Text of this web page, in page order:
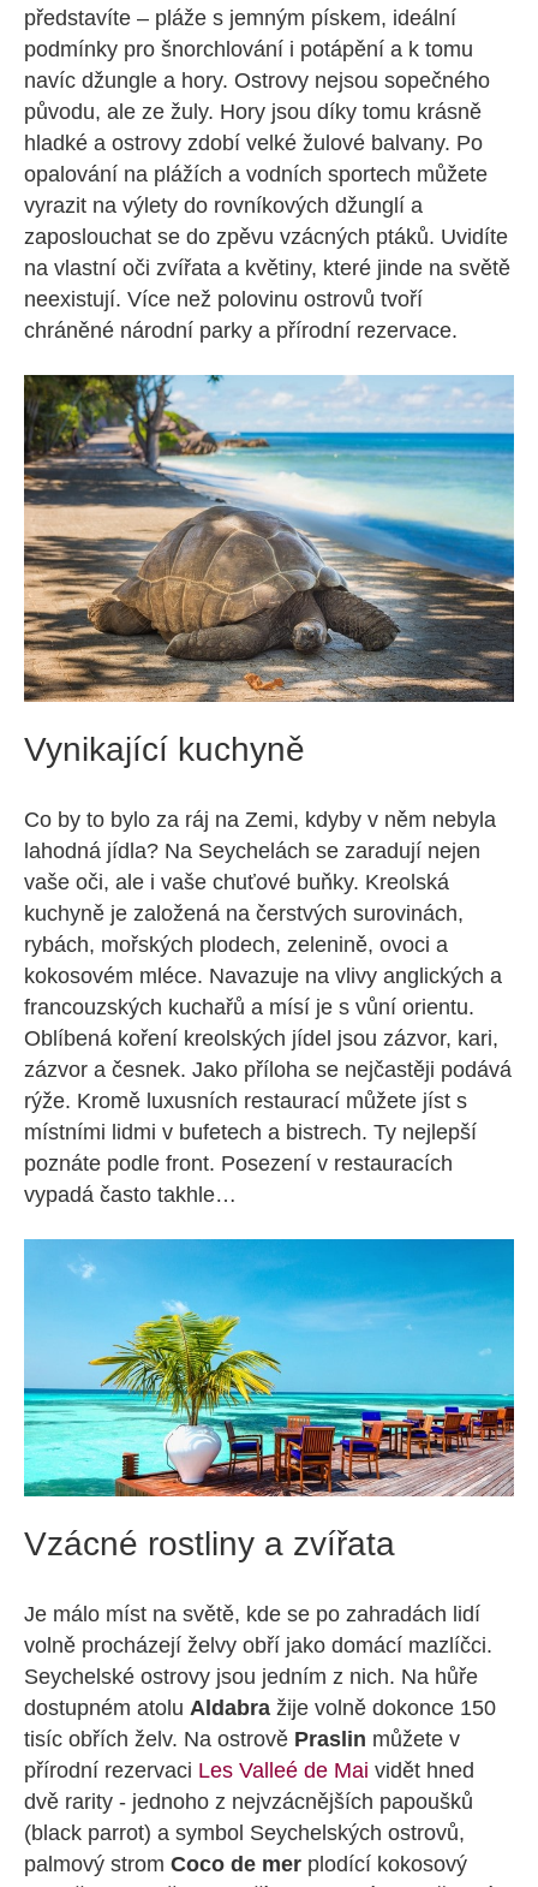
představíte – pláže s jemným pískem, ideální
podmínky pro šnorchlování i potápění a k tomu
navíc džungle a hory. Ostrovy nejsou sopečného
původu, ale ze žuly. Hory jsou díky tomu krásně
hladké a ostrovy zdobí velké žulové balvany. Po
opalování na plážích a vodních sportech můžete
vyrazit na výlety do rovníkových džunglí a
zaposlouchat se do zpěvu vzácných ptáků. Uvidíte
na vlastní oči zvířata a květiny, které jinde na světě
neexistují. Více než polovinu ostrovů tvoří
chráněné národní parky a přírodní rezervace.
Vynikající kuchyně
Co by to bylo za ráj na Zemi, kdyby v něm nebyla
lahodná jídla? Na Seychelách se zaradují nejen
vaše oči, ale i vaše chuťové buňky. Kreolská
kuchyně je založená na čerstvých surovinách,
rybách, mořských plodech, zelenině, ovoci a
kokosovém mléce. Navazuje na vlivy anglických a
francouzských kuchařů a mísí je s vůní orientu.
Oblíbená koření kreolských jídel jsou zázvor, kari,
zázvor a česnek. Jako příloha se nejčastěji podává
rýže. Kromě luxusních restaurací můžete jíst s
místními lidmi v bufetech a bistrech. Ty nejlepší
poznáte podle front. Posezení v restauracích
vypadá často takhle…
Vzácné rostliny a zvířata
Je málo míst na světě, kde se po zahradách lidí
volně procházejí želvy obří jako domácí mazlíčci.
Seychelské ostrovy jsou jedním z nich. Na hůře
dostupném atolu Aldabra žije volně dokonce 150
tisíc obřích želv. Na ostrově Praslin můžete v
přírodní rezervaci Les Valleé de Mai vidět hned
dvě rarity - jednoho z nejvzácnějších papoušků
(black parrot) a symbol Seychelských ostrovů,
palmový strom Coco de mer plodící kokosový